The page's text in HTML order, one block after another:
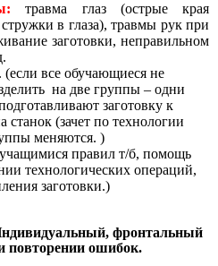
травма глаз (острые края
в глаза), травмы рук при
заготовки, неправильном
. (если все обучающиеся не
на две группы – одни
заготовку к
станок (зачет по технологии
меняются. )
правил т/б, помощь
технологических операций,
заготовки.)
, фронтальный
повторении ошибок.